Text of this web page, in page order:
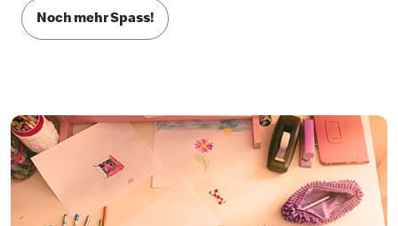
Noch mehr Spass!